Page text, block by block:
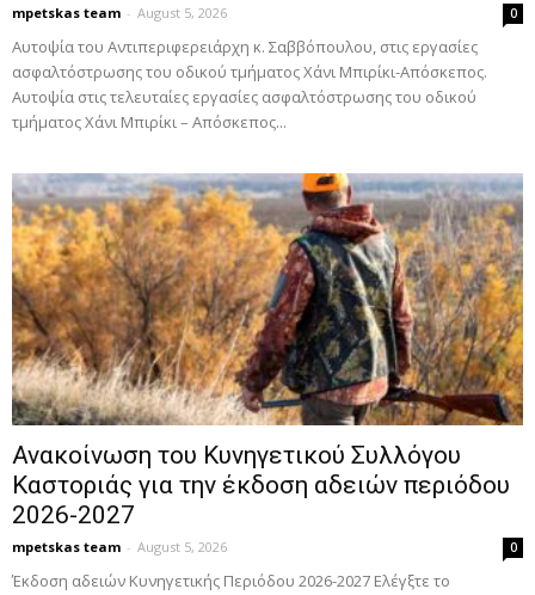
mpetskas team - August 5, 2026 0
Αυτοψία του Αντιπεριφερειάρχη κ. Σαββόπουλου, στις εργασίες
ασφαλτόστρωσης του οδικού τμήματος Χάνι Μπιρίκι-Απόσκεπος.
Αυτοψία στις τελευταίες εργασίες ασφαλτόστρωσης του οδικού
τμήματος Χάνι Μπιρίκι – Απόσκεπος...
Ανακοίνωση του Κυνηγετικού Συλλόγου
Καστοριάς για την έκδοση αδειών περιόδου
2026-2027
mpetskas team - August 5, 2026 0
Έκδοση αδειών Κυνηγετικής Περιόδου 2026-2027 Ελέγξτε το